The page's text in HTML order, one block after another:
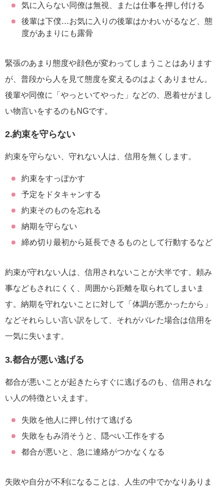
気に入らない同僚は無視、または仕事を押し付ける
後輩は下僕…お気に入りの後輩はかわいがるなど、態
度があまりにも露骨
緊張のあまり態度や顔色が変わってしまうことはあります
が、普段から人を見て態度を変えるのはよくありません。
後輩や同僚に「やっといてやった」などの、恩着せがまし
い物言いをするのもNGです。
2.約束を守らない
約束を守らない、守れない人は、信用を無くします。
約束をすっぽかす
予定をドタキャンする
約束そのものを忘れる
納期を守らない
締め切り最初から延長できるものとして行動するなど
約束が守れない人は、信用されないことが大半です。頼み
事などもされにくく、周囲から距離を取られてしまいま
す。納期を守れないことに対して「体調が悪かったから」
などそれらしい言い訳をして、それがバレた場合は信用を
一気に失います。
3.都合が悪い逃げる
都合が悪いことが起きたらすぐに逃げるのも、信用されな
い人の特徴といえます。
失敗を他人に押し付けて逃げる
失敗をもみ消そうと、隠ぺい工作をする
都合が悪いと、急に連絡がつかなくなる
失敗や自分が不利になることは、人生の中でかなりありま